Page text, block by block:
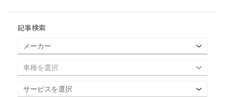
記事検索